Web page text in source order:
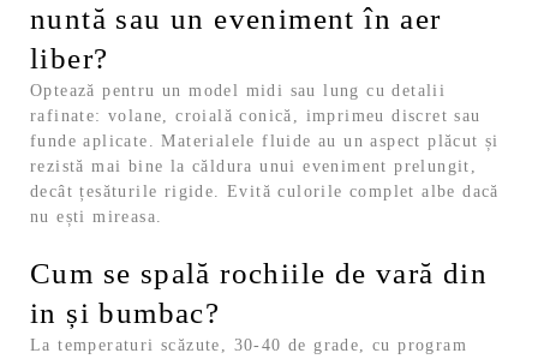
nuntă sau un eveniment în aer
liber?
Optează pentru un model midi sau lung cu detalii
rafinate: volane, croială conică, imprimeu discret sau
funde aplicate. Materialele fluide au un aspect plăcut și
rezistă mai bine la căldura unui eveniment prelungit,
decât țesăturile rigide. Evită culorile complet albe dacă
nu ești mireasa.
Cum se spală rochiile de vară din
in și bumbac?
La temperaturi scăzute, 30-40 de grade, cu program